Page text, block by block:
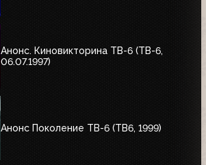
Анонс. Киновикторина ТВ-6 (ТВ-6,
06.07.1997)
Анонс Поколение ТВ-6 (ТВ6, 1999)